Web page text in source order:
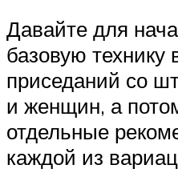
Давайте для
базовую технику
приседаний со
и женщин, а
отдельные
каждой из